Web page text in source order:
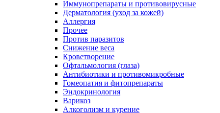
Иммунопрепараты и противовирусные
Дерматология (уход за кожей)
Аллергия
Прочее
Против паразитов
Снижение веса
Кроветворение
Офтальмология (глаза)
Антибиотики и противомикробные
Гомеопатия и фитопрепараты
Эндокринология
Варикоз
Алкоголизм и курение